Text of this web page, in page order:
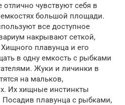
чувствуют себя в
емкостях большой площади.
все доступное
накрывают сеткой,
плавунца и его
в одну емкость с рыбками
Жуки и личинки в
на мальков,
Их хищные инстинкты
Посадив плавунца с рыбками,